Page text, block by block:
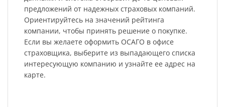
предложений от надежных страховых компаний.
Ориентируйтесь на значений рейтинга
компании, чтобы принять решение о покупке.
Если вы желаете оформить ОСАГО в офисе
страховщика, выберите из выпадающего списка
интересующую компанию и узнайте ее адрес на
карте.